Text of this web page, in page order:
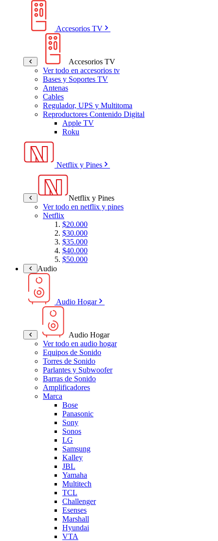
Accesorios TV
Accesorios TV
Ver todo en accesorios tv
Bases y Soportes TV
Antenas
Cables
Regulador, UPS y Multitoma
Reproductores Contenido Digital
Apple TV
Roku
Netflix y Pines
Netflix y Pines
Ver todo en netflix y pines
Netflix
$20.000
$30.000
$35.000
$40.000
$50.000
Audio
Audio Hogar
Audio Hogar
Ver todo en audio hogar
Equipos de Sonido
Torres de Sonido
Parlantes y Subwoofer
Barras de Sonido
Amplificadores
Marca
Bose
Panasonic
Sony
Sonos
LG
Samsung
Kalley
JBL
Yamaha
Multitech
TCL
Challenger
Esenses
Marshall
Hyundai
VTA